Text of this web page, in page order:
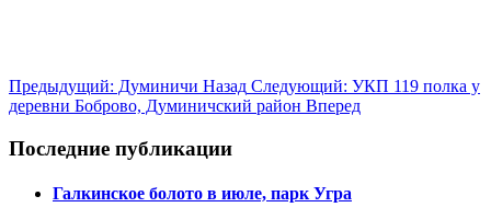
Предыдущий: Думиничи Назад Следующий: УКП 119 полка у
деревни Боброво, Думиничский район Вперед
Последние публикации
Галкинское болото в июле, парк Угра